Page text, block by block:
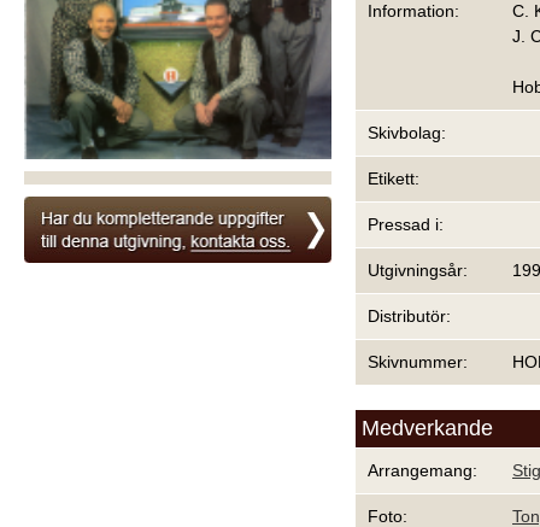
Information:
C.
J.
Skivbolag:
Etikett:
Pressad i:
Utgivningsår:
Distributör:
Skivnummer:
Medverkande
Arrangemang:
Foto: